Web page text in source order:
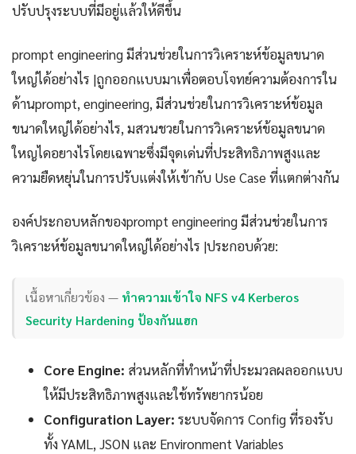
ปรับปรุงระบบที่มีอยู่แล้วให้ดีขึ้น
prompt engineering มีส่วนช่วยในการวิเคราะห์ข้อมูลขนาด
ใหญ่ได้อย่างไร |ถูกออกแบบมาเพื่อตอบโจทย์ความต้องการใน
ด้านprompt, engineering, มีส่วนช่วยในการวิเคราะห์ข้อมูล
ขนาดใหญ่ได้อย่างไร, มสวนชวยในการวิเคราะห์ข้อมูลขนาด
ใหญไดอยางไรโดยเฉพาะซึ่งมีจุดเด่นที่ประสิทธิภาพสูงและ
ความยืดหยุ่นในการปรับแต่งให้เข้ากับ Use Case ที่แตกต่างกัน
องค์ประกอบหลักของprompt engineering มีส่วนช่วยในการ
วิเคราะห์ข้อมูลขนาดใหญ่ได้อย่างไร |ประกอบด้วย:
เนื้อหาเกี่ยวข้อง — ทำความเข้าใจ NFS v4 Kerberos
Security Hardening ป้องกันแฮก
Core Engine: ส่วนหลักที่ทำหน้าที่ประมวลผลออกแบบ
ให้มีประสิทธิภาพสูงและใช้ทรัพยากรน้อย
Configuration Layer: ระบบจัดการ Config ที่รองรับ
ทั้ง YAML, JSON และ Environment Variables